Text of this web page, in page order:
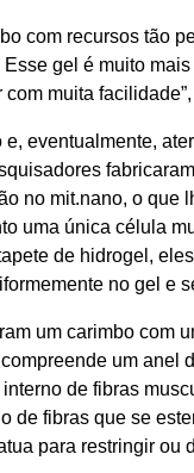
com recursos tão
gel é muito
muita
eventualmente,
no mit.nano, o que
uma única célula
de hidrogel,
no gel e
um carimbo com
um anel
de fibras
de fibras que se
para restringir ou